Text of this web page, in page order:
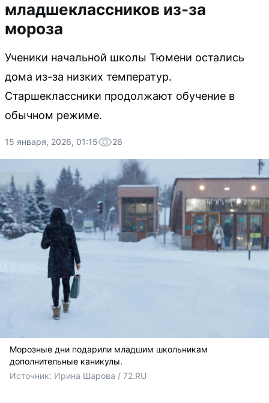
младшеклассников из-за
мороза
Ученики начальной школы Тюмени остались
дома из-за низких температур.
Старшеклассники продолжают обучение в
обычном режиме.
15 января, 2026, 01:15 26
Морозные дни подарили младшим школьникам
дополнительные каникулы.
Источник: Ирина Шарова / 72.RU